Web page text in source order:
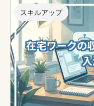
スキルアップ